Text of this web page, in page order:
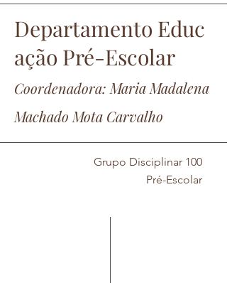
Departamento Educ
ação Pré-Escolar
Coordenadora: Maria Madalena
Machado Mota Carvalho
Grupo Disciplinar 100
Pré-Escolar